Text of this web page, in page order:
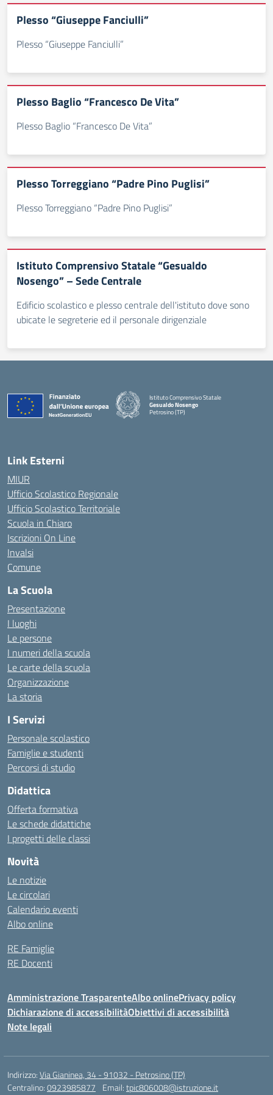
Plesso “Giuseppe Fanciulli”
Plesso “Giuseppe Fanciulli”
Plesso Baglio “Francesco De Vita”
Plesso Baglio “Francesco De Vita”
Plesso Torreggiano “Padre Pino Puglisi”
Plesso Torreggiano “Padre Pino Puglisi”
Istituto Comprensivo Statale “Gesualdo
Nosengo” – Sede Centrale
Edificio scolastico e plesso centrale dell'istituto dove sono
ubicate le segreterie ed il personale dirigenziale
Istituto Comprensivo Statale
Gesualdo Nosengo
Petrosino (TP)
Link Esterni
MIUR
Ufficio Scolastico Regionale
Ufficio Scolastico Territoriale
Scuola in Chiaro
Iscrizioni On Line
Invalsi
Comune
La Scuola
Presentazione
I luoghi
Le persone
I numeri della scuola
Le carte della scuola
Organizzazione
La storia
I Servizi
Personale scolastico
Famiglie e studenti
Percorsi di studio
Didattica
Offerta formativa
Le schede didattiche
I progetti delle classi
Novità
Le notizie
Le circolari
Calendario eventi
Albo online
RE Famiglie
RE Docenti
Amministrazione TrasparenteAlbo onlinePrivacy policy
Dichiarazione di accessibilitàObiettivi di accessibilità
Note legali
Indirizzo:Via Gianinea, 34 - 91032 - Petrosino (TP)
Centralino:0923985877 Email:tpic806008@istruzione.it